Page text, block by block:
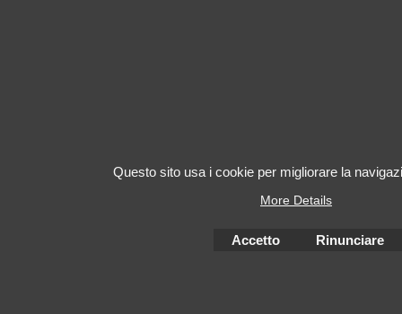
Questo sito usa i cookie per migliorare la
More Details
Accetto Rinunciare